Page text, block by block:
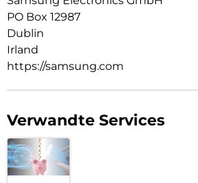
PO Box 12987
Dublin
Irland
https://samsung.com
Verwandte Services